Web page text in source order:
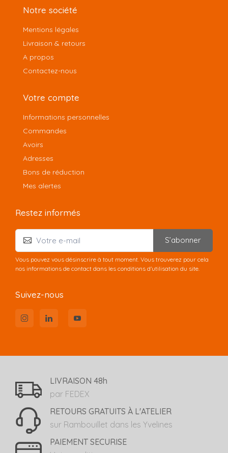
Notre société
Mentions légales
Livraison & retours
A propos
Contactez-nous
Votre compte
Informations personnelles
Commandes
Avoirs
Adresses
Bons de réduction
Mes alertes
Restez informés
S’abonner
Vous pouvez vous désinscrire à tout moment. Vous trouverez pour cela
nos informations de contact dans les conditions d'utilisation du site.
Suivez-nous
LIVRAISON 48h
par FEDEX
RETOURS GRATUITS À L'ATELIER
sur Rambouillet dans les Yvelines
PAIEMENT SECURISE